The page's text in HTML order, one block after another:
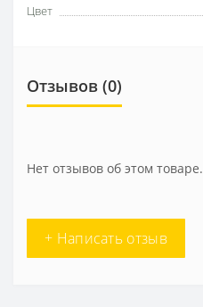
Цвет
Отзывов (0)
Нет отзывов об этом товаре.
+ Написать отзыв